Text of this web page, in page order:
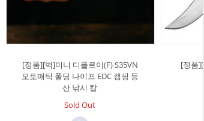
[정품][벅]미니 디플로이(F) S35VN
오토매틱 폴딩 나이프 EDC 캠핑 등
산 낚시 칼
Sold Out
[정품